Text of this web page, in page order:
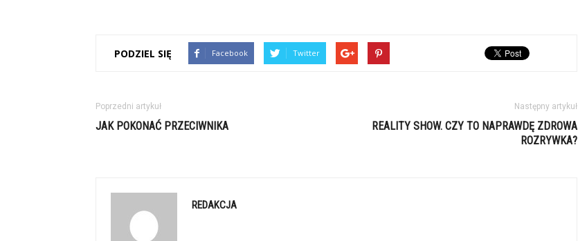
PODZIEL SIĘ Facebook Twitter
Poprzedni artykuł
JAK POKONAĆ PRZECIWNIKA
Następny artykuł
REALITY SHOW. CZY TO NAPRAWDĘ ZDROWA
ROZRYWKA?
REDAKCJA